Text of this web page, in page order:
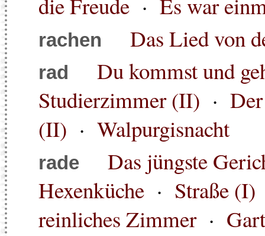
die Freude · Es war
rachen Das Lied von
rad
Du kommst und
Studierzimmer (II) ·
(II) · Walpurgisnacht
rade
Das jüngste
Hexenküche · Straße (I)
reinliches Zimmer·